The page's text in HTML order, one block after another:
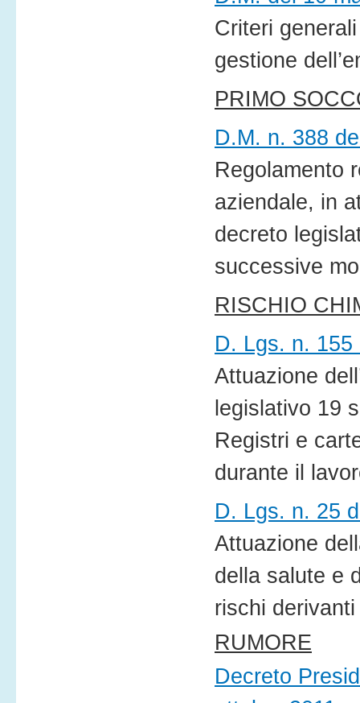
Criteri
gestione
PRIMO
D.M. n. 388
Regolamento
aziendale, in
decreto
successive
RISCHIO
D. Lgs. n.
Attuazione
legislativo 19
Registri e
durante il
D. Lgs. n. 25
Attuazione
della salute e
rischi
RUMORE
Decreto